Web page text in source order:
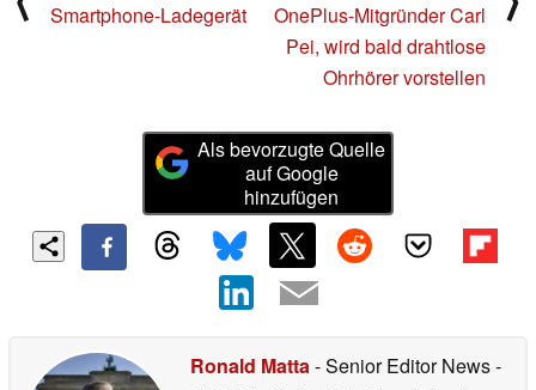
Smartphone-Ladegerät
OnePlus-Mitgründer Carl
Pei, wird bald drahtlose
Ohrhörer vorstellen
Als bevorzugte Quelle
auf Google
hinzufügen
Ronald Matta- Senior Editor News-